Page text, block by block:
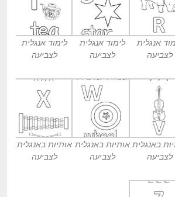
אנגלית
לצביעה
לימוד אנגלית
לצביעה
לימוד אנגלית
לצביעה
באנגלית
לצביעה
אותיות באנגלית
לצביעה
אותיות באנגלית
לצביעה